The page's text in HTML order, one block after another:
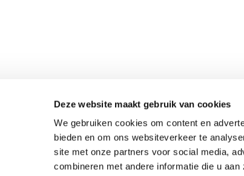
Deze website maakt gebruik van cookies
We gebruiken cookies om content en
bieden en om ons websiteverkeer te
site met onze partners voor social media,
combineren met andere informatie die u